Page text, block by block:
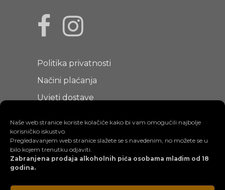
Naše web stranice koriste kolačiće kako bi vam omogućili najbolje
korisničko iskustvo.
Pregledavanjem web stranice slažete se s navedenim, no možete se u
bilo kojem trenutku odjaviti.
Zabranjena prodaja alkoholnih pića osobama mlađim od 18
godina.
Politika privatnosti
Načini plaćanja
Uvjeti dostave